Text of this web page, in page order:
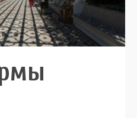
Next